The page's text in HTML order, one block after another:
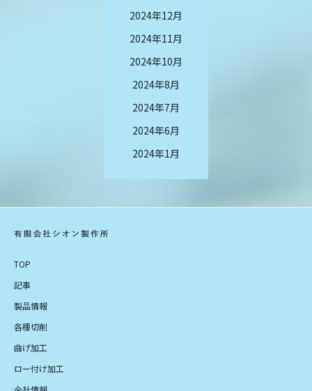
2024年12月
2024年11月
2024年10月
2024年8月
2024年7月
2024年6月
2024年1月
TOP
記事
製品情報
各種切削
曲げ加工
ロー付け加工